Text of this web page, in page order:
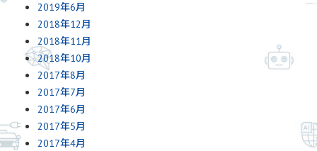
2019年6月
2018年12月
2018年11月
2018年10月
2017年8月
2017年7月
2017年6月
2017年5月
2017年4月